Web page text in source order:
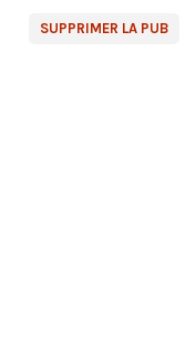
SUPPRIMER LA PUB